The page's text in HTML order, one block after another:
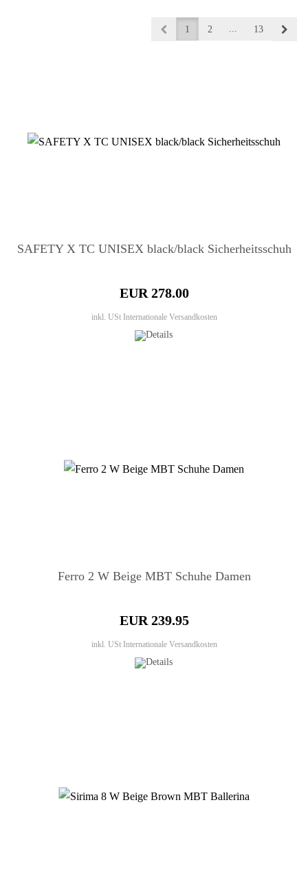
1 2 ... 13
SAFETY X TC UNISEX black/black Sicherheitsschuh
EUR 278.00
inkl. USt Internationale Versandkosten
Ferro 2 W Beige MBT Schuhe Damen
EUR 239.95
inkl. USt Internationale Versandkosten